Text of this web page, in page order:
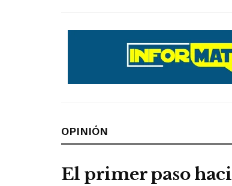
OPINIÓN
El primer paso